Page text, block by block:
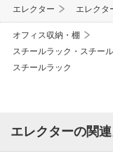
エレクター エレクタ
オフィス収納・棚
スチールラック・スチー
スチールラック
エレクターの関